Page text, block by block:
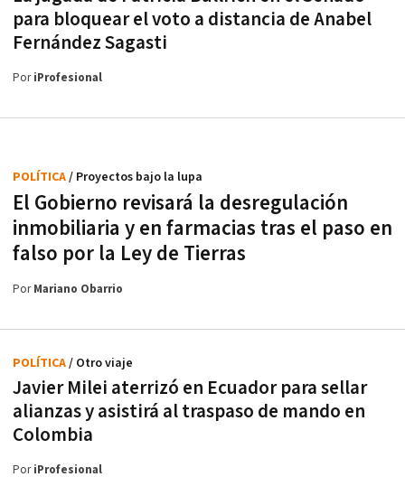
para bloquear el voto a distancia de Anabel
Fernández Sagasti
PoriProfesional
El Gobierno revisará la desregulación
inmobiliaria y en farmacias tras el paso en
falso por la Ley de Tierras
POLÍTICA/ Proyectos bajo la lupa
PorMariano Obarrio
Javier Milei aterrizó en Ecuador para sellar
alianzas y asistirá al traspaso de mando en
Colombia
POLÍTICA/ Otro viaje
PoriProfesional